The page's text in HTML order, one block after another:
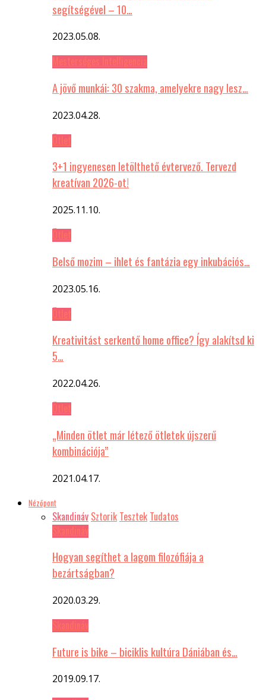
segítségével – 10…
2023.05.08.
A jövő munkái: 30 szakma, amelyekre nagy lesz…
2023.04.28.
3+1 ingyenesen letölthető évtervező. Tervezd
kreatívan 2026-ot!
2025.11.10.
Belső mozim – ihlet és fantázia egy inkubációs…
2023.05.16.
Kreativitást serkentő home office? Így alakítsd ki
5…
2022.04.26.
„Minden ötlet már létező ötletek újszerű
kombinációja”
2021.04.17.
Nézőpont
Skandináv Sztorik Tesztek Tudatos
Hogyan segíthet a lagom filozófiája a
bezártságban?
2020.03.29.
Future is bike – biciklis kultúra Dániában és…
2019.09.17.